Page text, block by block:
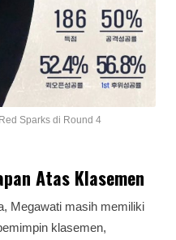
Sparks di Round 4
Atas Klasemen
Megawati masih memiliki
klasemen,